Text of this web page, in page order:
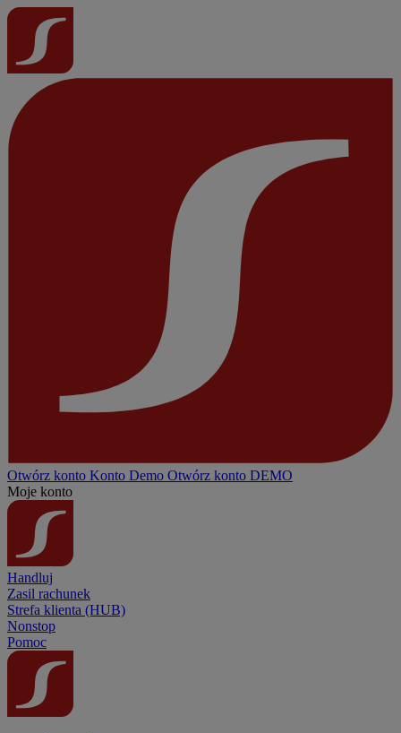
Otwórz konto Konto Demo Otwórz konto DEMO
Moje konto
Handluj
Zasil rachunek
Strefa klienta (HUB)
Nonstop
Pomoc